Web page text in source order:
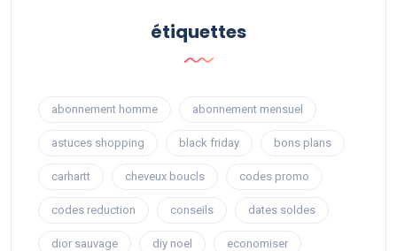
étiquettes
abonnement homme abonnement mensuel
astuces shopping black friday bons plans
carhartt cheveux boucls codes promo
codes reduction conseils dates soldes
dior sauvage diy noel economiser